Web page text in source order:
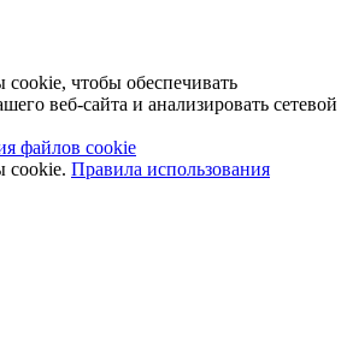
чтобы обеспечивать
веб-сайта и анализировать сетевой
файлов cookie
cookie. Правила использования